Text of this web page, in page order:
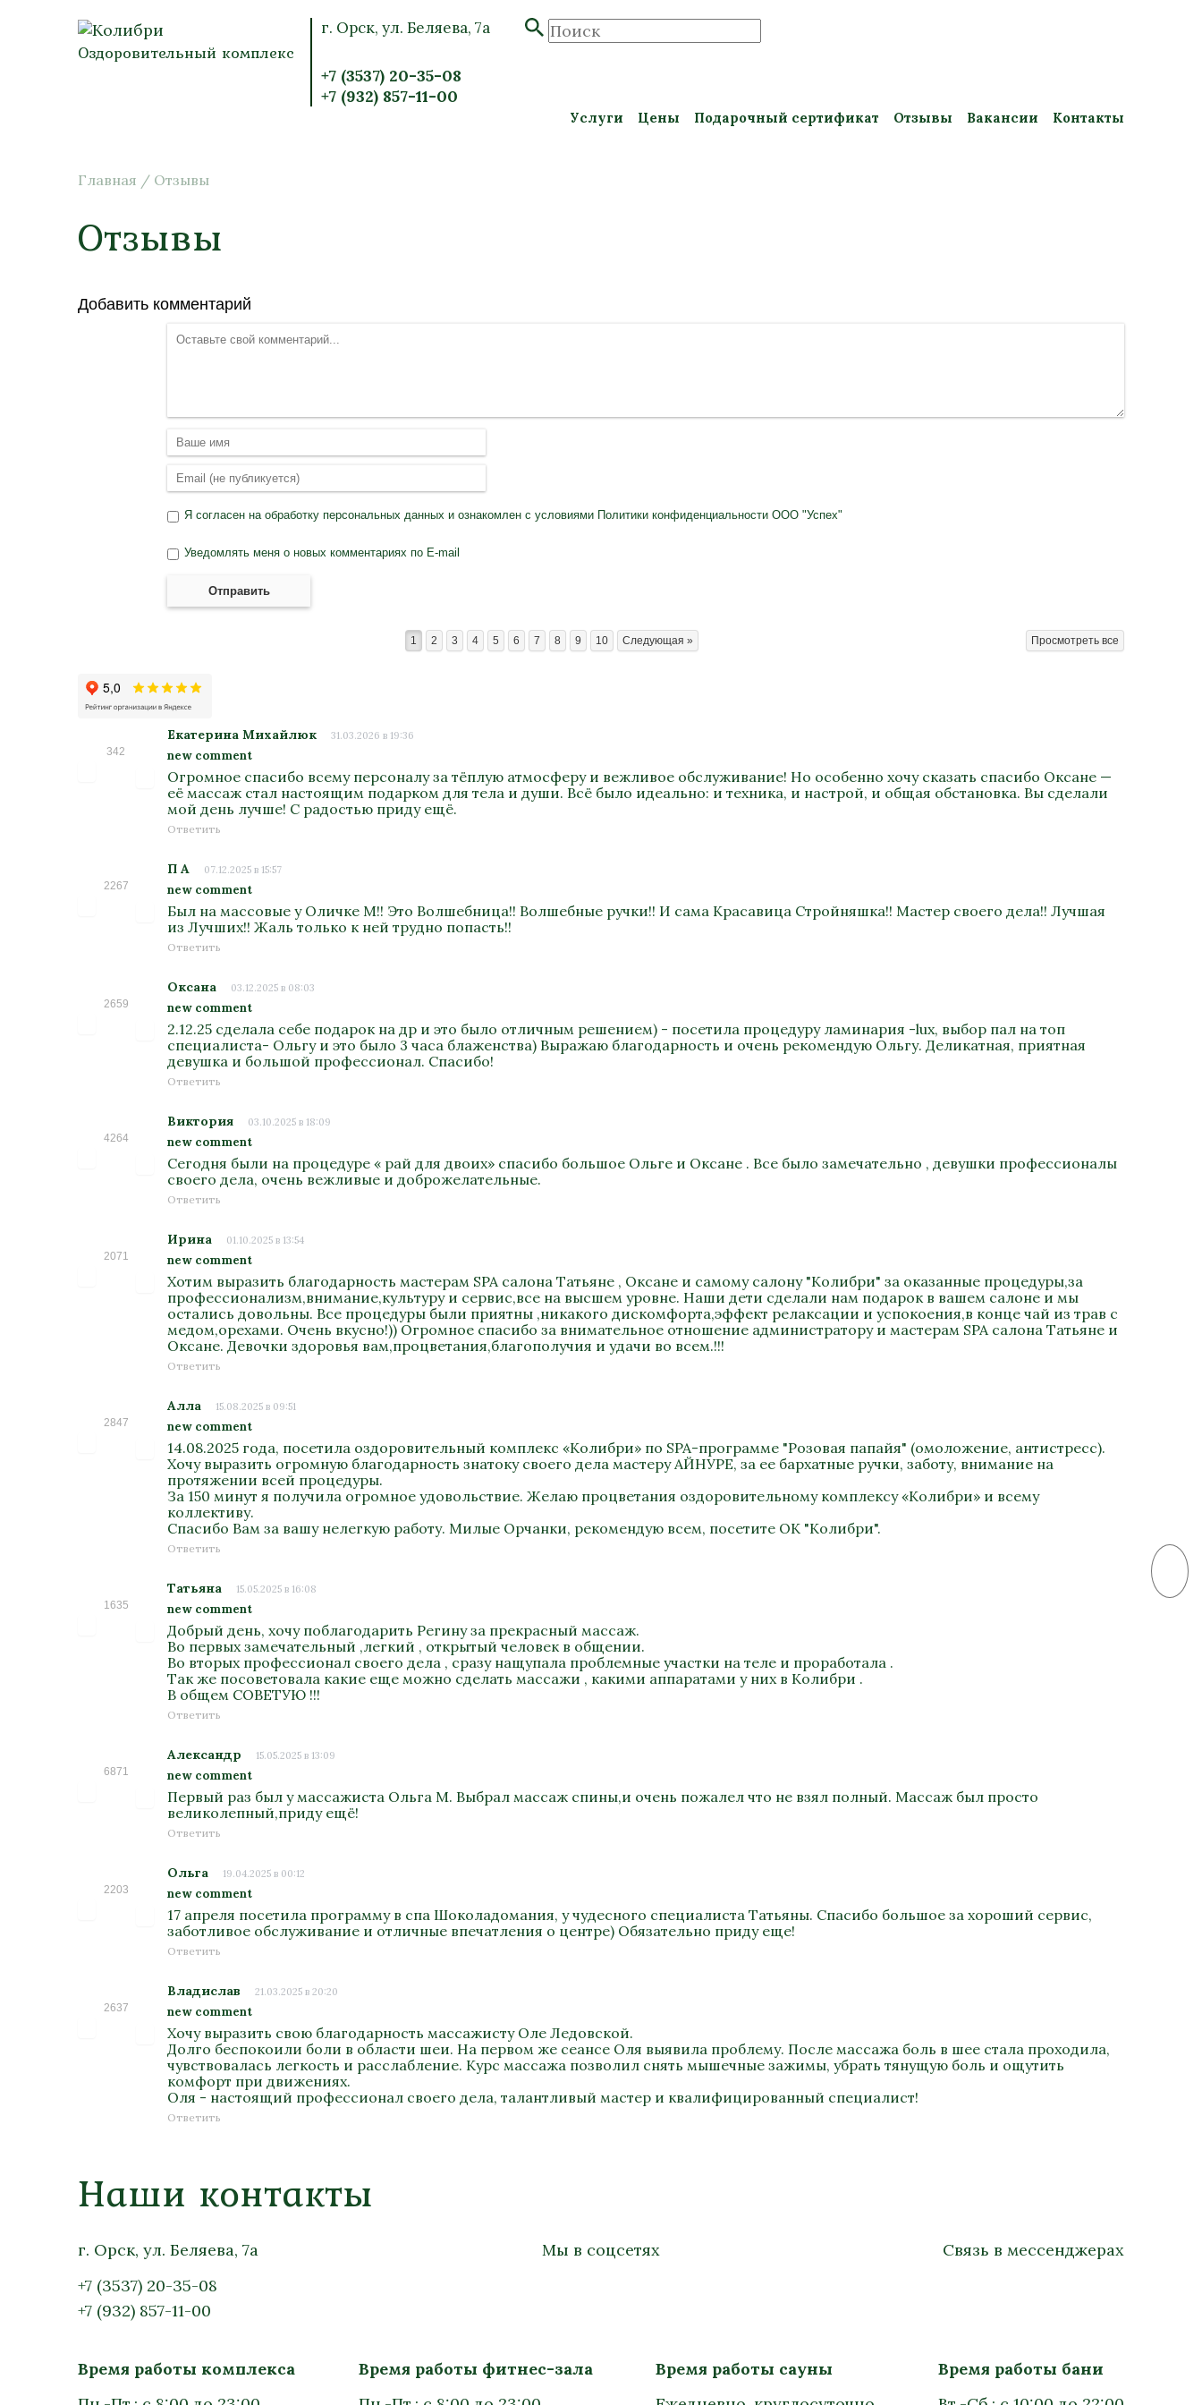
Оздоровительный комплекс
г. Орск, ул. Беляева, 7а
+7 (3537) 20-35-08
+7 (932) 857-11-00
Услуги Цены Подарочный сертификат Отзывы Вакансии Контакты
Главная / Отзывы
Отзывы
Добавить комментарий
Я согласен на обработку персональных данных и ознакомлен с условиями Политики конфиденциальности ООО "Успех"
Уведомлять меня о новых комментариях по E-mail
Отправить
Просмотреть все
1 2 3 4 5 6 7 8 9 10 Следующая »
342
Екатерина Михайлюк 31.03.2026 в 19:36
new comment
Огромное спасибо всему персоналу за тёплую атмосферу и вежливое обслуживание! Но особенно хочу сказать спасибо Оксане —
её массаж стал настоящим подарком для тела и души. Всё было идеально: и техника, и настрой, и общая обстановка. Вы сделали
мой день лучше! С радостью приду ещё.
Ответить
2267
П А 07.12.2025 в 15:57
new comment
Был на массовые у Оличке М!! Это Волшебница!! Волшебные ручки!! И сама Красавица Стройняшка!! Мастер своего дела!! Лучшая
из Лучших!! Жаль только к ней трудно попасть!!
Ответить
2659
Оксана 03.12.2025 в 08:03
new comment
2.12.25 сделала себе подарок на др и это было отличным решением) - посетила процедуру ламинария -lux, выбор пал на топ
специалиста- Ольгу и это было 3 часа блаженства) Выражаю благодарность и очень рекомендую Ольгу. Деликатная, приятная
девушка и большой профессионал. Спасибо!
Ответить
4264
Виктория 03.10.2025 в 18:09
new comment
Сегодня были на процедуре « рай для двоих» спасибо большое Ольге и Оксане . Все было замечательно , девушки профессионалы
своего дела, очень вежливые и доброжелательные.
Ответить
2071
Ирина 01.10.2025 в 13:54
new comment
Хотим выразить благодарность мастерам SPA салона Татьяне , Оксане и самому салону "Колибри" за оказанные процедуры,за
профессионализм,внимание,культуру и сервис,все на высшем уровне. Наши дети сделали нам подарок в вашем салоне и мы
остались довольны. Все процедуры были приятны ,никакого дискомфорта,эффект релаксации и успокоения,в конце чай из трав с
медом,орехами. Очень вкусно!)) Огромное спасибо за внимательное отношение администратору и мастерам SPA салона Татьяне и
Оксане. Девочки здоровья вам,процветания,благополучия и удачи во всем.!!!
Ответить
2847
Алла 15.08.2025 в 09:51
new comment
14.08.2025 года, посетила оздоровительный комплекс «Колибри» по SPA-программе "Розовая папайя" (омоложение, антистресс).
Хочу выразить огромную благодарность знатоку своего дела мастеру АЙНУРЕ, за ее бархатные ручки, заботу, внимание на
протяжении всей процедуры.
За 150 минут я получила огромное удовольствие. Желаю процветания оздоровительному комплексу «Колибри» и всему
коллективу.
Спасибо Вам за вашу нелегкую работу. Милые Орчанки, рекомендую всем, посетите ОК "Колибри".
Ответить
1635
Татьяна 15.05.2025 в 16:08
new comment
Добрый день, хочу поблагодарить Регину за прекрасный массаж.
Во первых замечательный ,легкий , открытый человек в общении.
Во вторых профессионал своего дела , сразу нащупала проблемные участки на теле и проработала .
Так же посоветовала какие еще можно сделать массажи , какими аппаратами у них в Колибри .
В общем СОВЕТУЮ !!!
Ответить
6871
Александр 15.05.2025 в 13:09
new comment
Первый раз был у массажиста Ольга М. Выбрал массаж спины,и очень пожалел что не взял полный. Массаж был просто
великолепный,приду ещё!
Ответить
2203
Ольга 19.04.2025 в 00:12
new comment
17 апреля посетила программу в спа Шоколадомания, у чудесного специалиста Татьяны. Спасибо большое за хороший сервис,
заботливое обслуживание и отличные впечатления о центре) Обязательно приду еще!
Ответить
2637
Владислав 21.03.2025 в 20:20
new comment
Хочу выразить свою благодарность массажисту Оле Ледовской.
Долго беспокоили боли в области шеи. На первом же сеансе Оля выявила проблему. После массажа боль в шее стала проходила,
чувствовалась легкость и расслабление. Курс массажа позволил снять мышечные зажимы, убрать тянущую боль и ощутить
комфорт при движениях.
Оля - настоящий профессионал своего дела, талантливый мастер и квалифицированный специалист!
Ответить
Наши контакты
г. Орск, ул. Беляева, 7а
+7 (3537) 20-35-08
+7 (932) 857-11-00
Мы в соцсетях Связь в мессенджерах
Время работы комплекса
Время работы фитнес-зала
Время работы сауны
Время работы бани